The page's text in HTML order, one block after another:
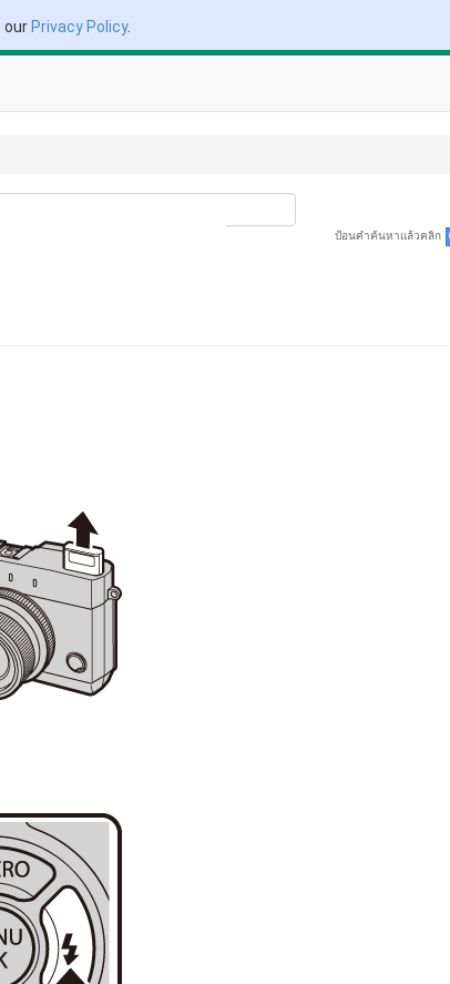
our Privacy Policy.
ป้อนคำค้นหาแล้วคลิก